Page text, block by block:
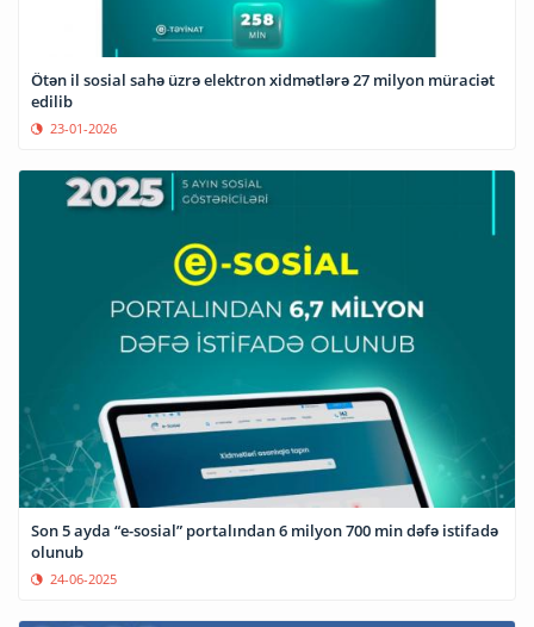
Ötən il sosial sahə üzrə elektron xidmətlərə 27 milyon müraciət
edilib
23-01-2026
Son 5 ayda “e-sosial” portalından 6 milyon 700 min dəfə istifadə
olunub
24-06-2025